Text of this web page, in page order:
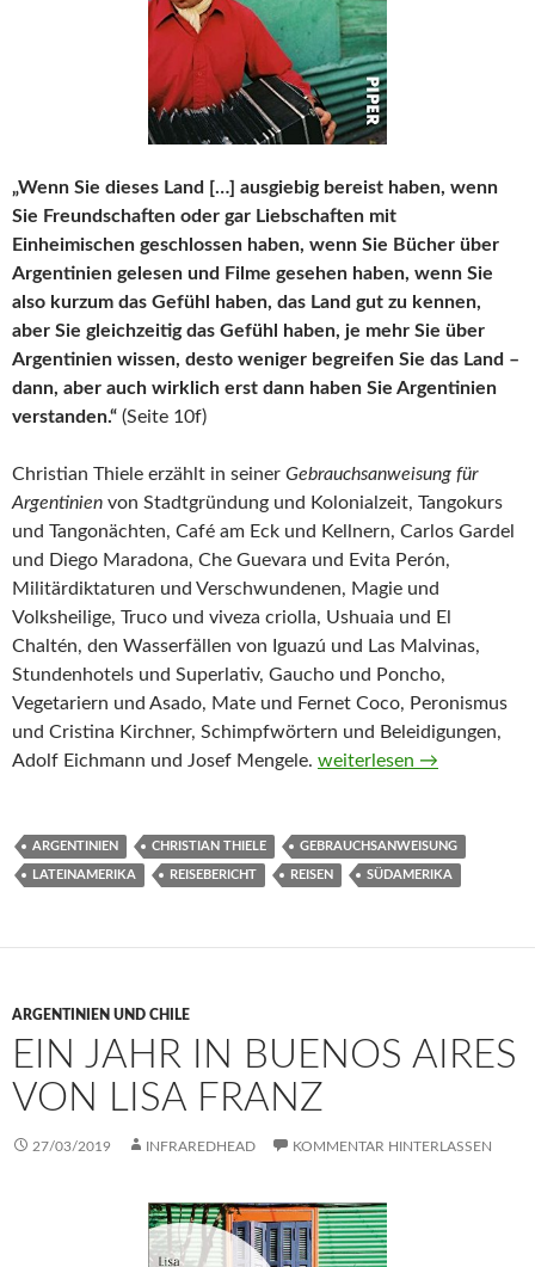
„Wenn Sie dieses Land […] ausgiebig bereist haben, wenn
Sie Freundschaften oder gar Liebschaften mit
Einheimischen geschlossen haben, wenn Sie Bücher über
Argentinien gelesen und Filme gesehen haben, wenn Sie
also kurzum das Gefühl haben, das Land gut zu kennen,
aber Sie gleichzeitig das Gefühl haben, je mehr Sie über
Argentinien wissen, desto weniger begreifen Sie das Land –
dann, aber auch wirklich erst dann haben Sie Argentinien
verstanden.“ (Seite 10f)
Christian Thiele erzählt in seiner Gebrauchsanweisung für
Argentinien von Stadtgründung und Kolonialzeit, Tangokurs
und Tangonächten, Café am Eck und Kellnern, Carlos Gardel
und Diego Maradona, Che Guevara und Evita Perón,
Militärdiktaturen und Verschwundenen, Magie und
Volksheilige, Truco und viveza criolla, Ushuaia und El
Chaltén, den Wasserfällen von Iguazú und Las Malvinas,
Stundenhotels und Superlativ, Gaucho und Poncho,
Vegetariern und Asado, Mate und Fernet Coco, Peronismus
und Cristina Kirchner, Schimpfwörtern und Beleidigungen,
Adolf Eichmann und Josef Mengele. Gebrauchsanweisung
weiterlesen →
ARGENTINIEN CHRISTIAN THIELE GEBRAUCHSANWEISUNG
LATEINAMERIKA REISEBERICHT REISEN SÜDAMERIKA
ARGENTINIEN UND CHILE
EIN JAHR IN BUENOS AIRES
VON LISA FRANZ
27/03/2019 INFRAREDHEAD KOMMENTAR HINTERLASSEN